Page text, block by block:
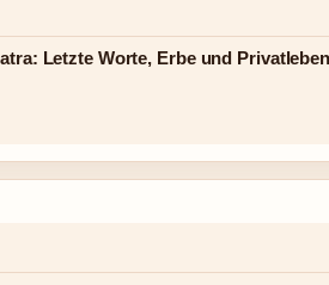
Letzte Worte, Erbe und